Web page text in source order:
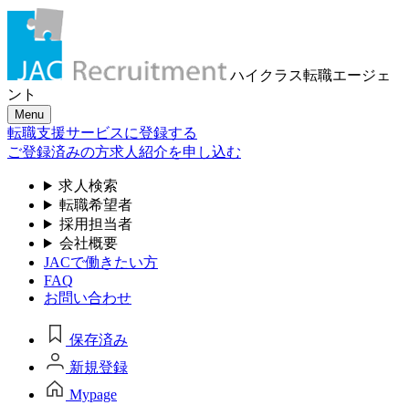
ハイクラス転職エージェ
ント
Menu
転職支援サービスに登録する
ご登録済みの方求人紹介を申し込む
求人検索
転職希望者
採用担当者
会社概要
JACで働きたい方
FAQ
お問い合わせ
保存済み
新規登録
Mypage